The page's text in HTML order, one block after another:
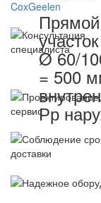
Прямой
Ø 60/
= 500
Рр